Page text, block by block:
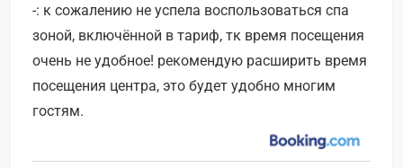
-: к сожалению не успела воспользоваться спа
зоной, включённой в тариф, тк время посещения
очень не удобное! рекомендую расширить время
посещения центра, это будет удобно многим
гостям.